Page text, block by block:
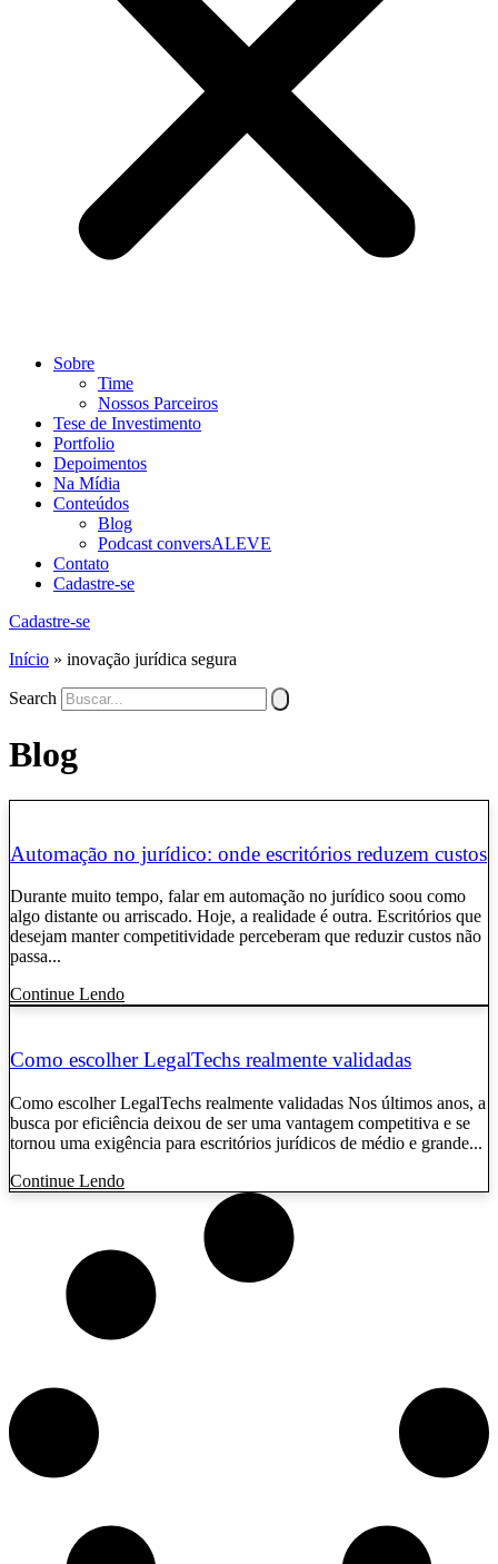
Sobre
Time
Nossos Parceiros
Tese de Investimento
Portfolio
Depoimentos
Na Mídia
Conteúdos
Blog
Podcast conversALEVE
Contato
Cadastre-se
Cadastre-se
Início » inovação jurídica segura
Search
Blog
Automação no jurídico: onde escritórios reduzem custos
Durante muito tempo, falar em automação no jurídico soou como
algo distante ou arriscado. Hoje, a realidade é outra. Escritórios que
desejam manter competitividade perceberam que reduzir custos não
passa...
Continue Lendo
Como escolher LegalTechs realmente validadas
Como escolher LegalTechs realmente validadas Nos últimos anos, a
busca por eficiência deixou de ser uma vantagem competitiva e se
tornou uma exigência para escritórios jurídicos de médio e grande...
Continue Lendo